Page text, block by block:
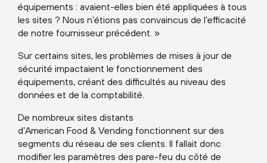
équipements : avaient-elles bien été appliquées à tous
les sites ? Nous n’étions pas convaincus de l’efficacité
de notre fournisseur précédent. »
Sur certains sites, les problèmes de mises à jour de
sécurité impactaient le fonctionnement des
équipements, créant des difficultés au niveau des
données et de la comptabilité.
De nombreux sites distants
d’American Food & Vending fonctionnent sur des
segments du réseau de ses clients. Il fallait donc
modifier les paramètres des pare-feu du côté de